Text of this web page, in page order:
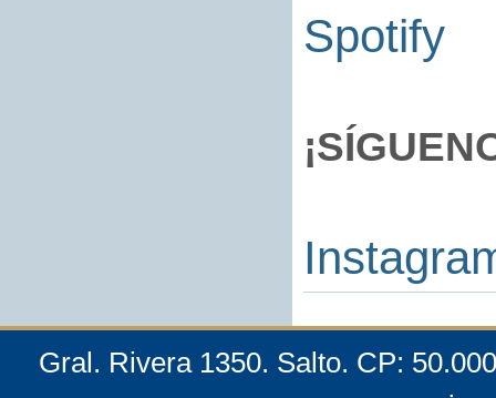
Spotify
Gral. Rivera 1350. Salto. CP: